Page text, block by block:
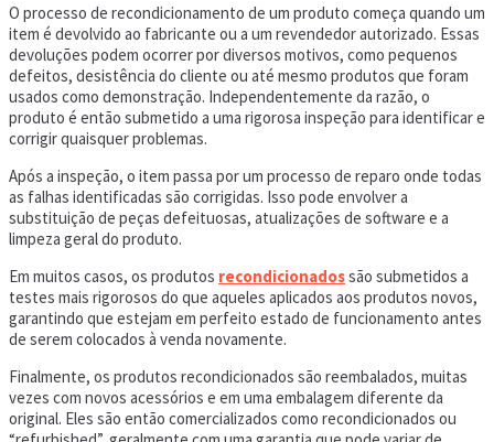
O processo de recondicionamento de um produto começa quando um
item é devolvido ao fabricante ou a um revendedor autorizado. Essas
devoluções podem ocorrer por diversos motivos, como pequenos
defeitos, desistência do cliente ou até mesmo produtos que foram
usados como demonstração. Independentemente da razão, o
produto é então submetido a uma rigorosa inspeção para identificar e
corrigir quaisquer problemas.
Após a inspeção, o item passa por um processo de reparo onde todas
as falhas identificadas são corrigidas. Isso pode envolver a
substituição de peças defeituosas, atualizações de software e a
limpeza geral do produto.
Em muitos casos, os produtos recondicionadossão submetidos a
testes mais rigorosos do que aqueles aplicados aos produtos novos,
garantindo que estejam em perfeito estado de funcionamento antes
de serem colocados à venda novamente.
Finalmente, os produtos recondicionados são reembalados, muitas
vezes com novos acessórios e em uma embalagem diferente da
original. Eles são então comercializados como recondicionados ou